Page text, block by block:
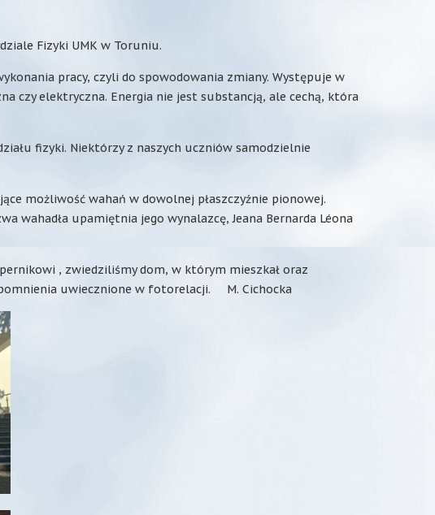
Fizyki UMK w Toruniu.
pracy, czyli do spowodowania zmiany. Występuje w
czy elektryczna. Energia nie jest substancją, ale cechą, która
fizyki. Niektórzy z naszych uczniów samodzielnie
możliwość wahań w dowolnej płaszczyźnie pionowej.
wahadła upamiętnia jego wynalazcę, Jeana Bernarda Léona
, zwiedziliśmy dom, w którym mieszkał oraz
uwiecznione w fotorelacji. M. Cichocka